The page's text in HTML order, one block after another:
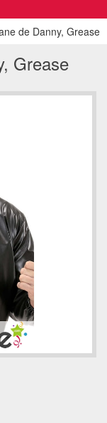
de Danny, Grease
Grease